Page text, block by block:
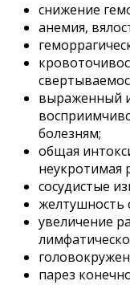
снижение
анемия,
выраженный
болезням;
общая
неукротимая
сосудистые
желтушность
увеличение
парез